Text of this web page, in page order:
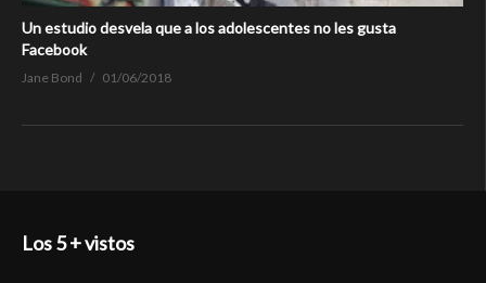
Un estudio desvela que a los adolescentes no les gusta
Facebook
Jane Bond 01/06/2018
Los 5 + vistos